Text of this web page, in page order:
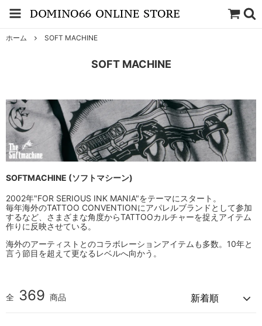
ホーム SOFT MACHINE
SOFT MACHINE
SOFTMACHINE (ソフトマシーン)
2002年"FOR SERIOUS INK MANIA"をテーマにスタート。
毎年海外のTATTOO CONVENTIONにアパレルブランドとして参加
するなど、さまざまな角度からTATTOOカルチャーを捉えアイテム
作りに反映させている。
海外のアーティストとのコラボレーションアイテムも多数。10年と
言う節目を超えて更なるレベルへ向かう。
全 369 商品